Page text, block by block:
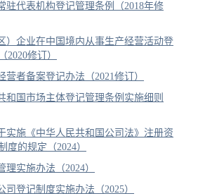
驻代表机构登记管理条例（2018年修
）企业在中国境内从事生产经营活动登
2020修订）
营者备案登记办法（2021修订）
和国市场主体登记管理条例实施细则
实施《中华人民共和国公司法》注册资
度的规定（2024）
理实施办法（2024）
司登记制度实施办法（2025）